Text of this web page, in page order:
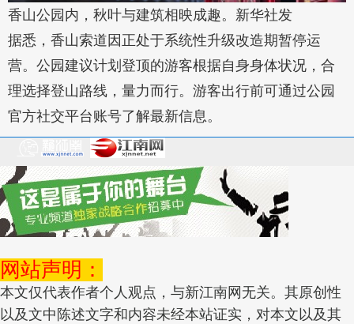
香山公园内，秋叶与建筑相映成趣。新华社发
据悉，香山索道因正处于系统性升级改造期暂停运
营。公园建议计划登顶的游客根据自身身体状况，合
理选择登山路线，量力而行。游客出行前可通过公园
官方社交平台账号了解最新信息。
网站声明：
本文仅代表作者个人观点，与新江南网无关。其原创性
以及文中陈述文字和内容未经本站证实，对本文以及其